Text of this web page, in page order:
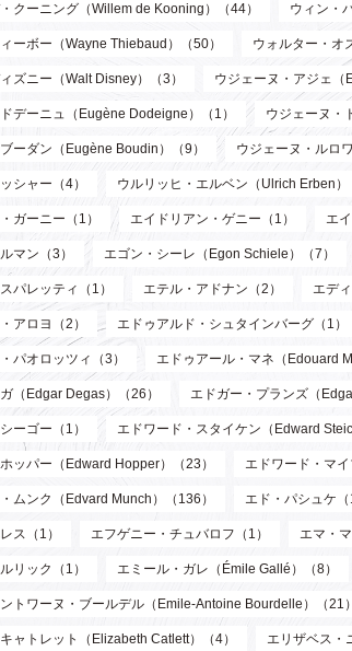
クーニング（Willem de Kooning）（44） ウィン・
ーボー（Wayne Thiebaud）（50） ウォルター・オ
ズニー（Walt Disney）（3） ウジェーヌ・アジェ（
デーニュ（Eugène Dodeigne）（1） ウジェーヌ・
ーダン（Eugène Boudin）（9） ウジェーヌ・ルロ
シャー（4） ウルリッヒ・エルベン（Ulrich Erben）
ガーニー（1） エイドリアン・ゲニー（1） エ
マン（3） エゴン・シーレ（Egon Schiele）（7）
パレッティ（1） エテル・アドナン（2） エデ
アロヨ（2） エドゥアルド・シュタインバーグ（1）
パオロッツィ（3） エドゥアール・マネ（Edouard
（Edgar Degas）（26） エドガー・プランズ（
ーゴー（1） エドワード・スタイケン（Edward
ッパー（Edward Hopper）（23） エドワード・マ
ムンク（Edvard Munch）（136） エド・パシュケ（
ス（1） エフゲニー・チュバロフ（1） エマ・
リック（1） エミール・ガレ（Émile Gallé）（8）
トワーヌ・ブールデル（Emile-Antoine Bourdelle）（21）
ャトレット（Elizabeth Catlett）（4） エリザベス・